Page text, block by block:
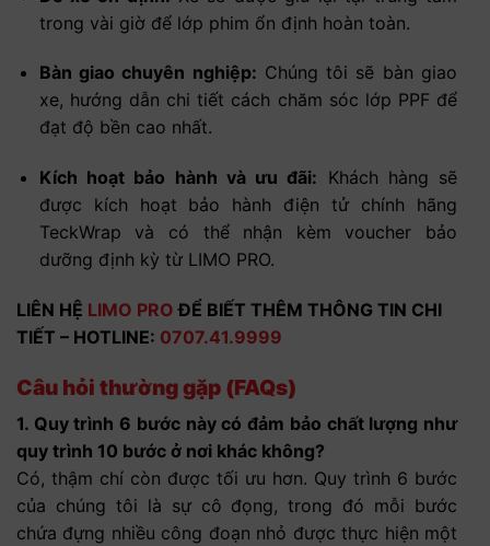
trong vài giờ để lớp phim ổn định hoàn toàn.
Bàn giao chuyên nghiệp: Chúng tôi sẽ bàn giao
xe, hướng dẫn chi tiết cách chăm sóc lớp PPF để
đạt độ bền cao nhất.
Kích hoạt bảo hành và ưu đãi: Khách hàng sẽ
được kích hoạt bảo hành điện tử chính hãng
TeckWrap và có thể nhận kèm voucher bảo
dưỡng định kỳ từ LIMO PRO.
LIÊN HỆ LIMO PRO ĐỂ BIẾT THÊM THÔNG TIN CHI
TIẾT – HOTLINE: 0707.41.9999
Câu hỏi thường gặp (FAQs)
1. Quy trình 6 bước này có đảm bảo chất lượng như
quy trình 10 bước ở nơi khác không?
Có, thậm chí còn được tối ưu hơn. Quy trình 6 bước
của chúng tôi là sự cô đọng, trong đó mỗi bước
chứa đựng nhiều công đoạn nhỏ được thực hiện một